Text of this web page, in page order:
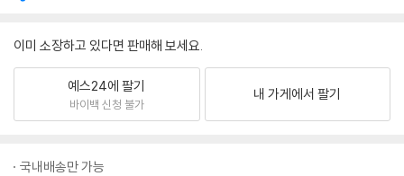
이미 소장하고 있다면 판매해 보세요.
예스24에 팔기
바이백 신청 불가
내 가게에서 팔기
국내배송만 가능